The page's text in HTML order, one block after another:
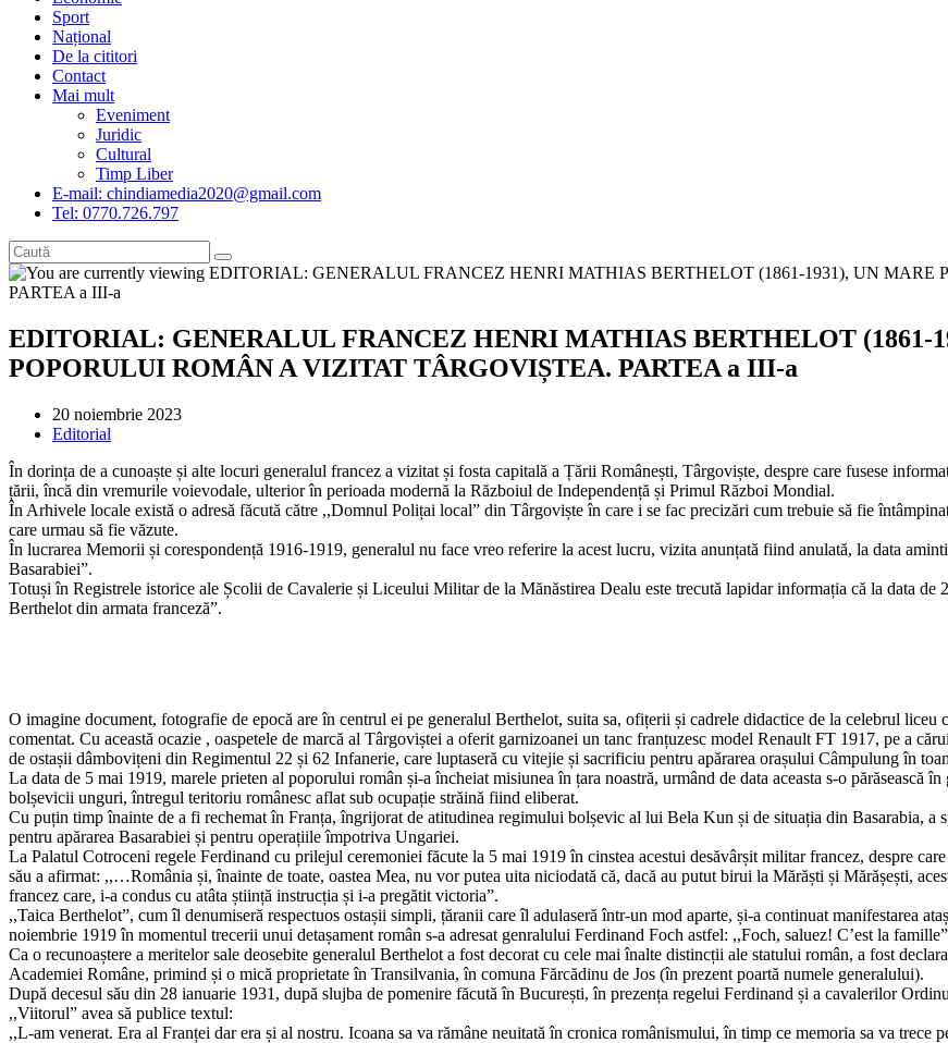
Sport
Național
De la cititori
Contact
Mai mult
Eveniment
Juridic
Cultural
Timp Liber
E-mail: chindiamedia2020@gmail.com
Tel: 0770.726.797
EDITORIAL: GENERALUL FRANCEZ HENRI MATHIAS BERTHELOT (1861-
POPORULUI ROMÂN A VIZITAT TÂRGOVIȘTEA. PARTEA a III-a
Post
published:
20 noiembrie 2023
Post
Editorial
În dorința de a cunoaște și alte locuri generalul francez a vizitat și fosta capitală a Țării Românești, Târgoviște, despre care fusese
țării, încă din vremurile voievodale, ulterior în perioada modernă la Războiul de Independență și Primul Război Mondial.
În Arhivele locale există o adresă făcută către ,,Domnul Polițai local” din Târgoviște în care i se fac precizări cum trebuie să fie
care urmau să fie văzute.
În lucrarea Memorii și corespondență 1916-1919, generalul nu face vreo referire la acest lucru, vizita anunțată fiind anulată, la data
Basarabiei”.
Totuși în Registrele istorice ale Școlii de Cavalerie și Liceului Militar de la Mănăstirea Dealu este trecută lapidar informația că la data
Berthelot din armata franceză”.
O imagine document, fotografie de epocă are în centrul ei pe generalul Berthelot, suita sa, ofițerii și cadrele didactice de la celebrul
comentat. Cu această ocazie , oaspetele de marcă al Târgoviștei a oferit garnizoanei un tanc franțuzesc model Renault FT 1917, pe a
de ostașii dâmbovițeni din Regimentul 22 și 62 Infanerie, care luptaseră cu vitejie și sacrificiu pentru apărarea orașului Câmpulung în
La data de 5 mai 1919, marele prieten al poporului român și-a încheiat misiunea în țara noastră, urmând de data aceasta s-o părăsească
bolșevicii unguri, întregul teritoriu românesc aflat sub ocupație străină fiind eliberat.
Cu puțin timp înainte de a fi rechemat în Franța, îngrijorat de atitudinea regimului bolșevic al lui Bela Kun și de situația din Basarabia,
pentru apărarea Basarabiei și pentru operațiile împotriva Ungariei.
La Palatul Cotroceni regele Ferdinand cu prilejul ceremoniei făcute la 5 mai 1919 în cinstea acestui desăvârșit militar francez, despre
său a afirmat: ,,…România și, înainte de toate, oastea Mea, nu vor putea uita niciodată că, dacă au putut birui la Mărăști și Mărășești,
francez care, i-a condus cu atâta știință instrucția și i-a pregătit victoria”.
,,Taica Berthelot”, cum îl denumiseră respectuos ostașii simpli, țăranii care îl adulaseră într-un mod aparte, și-a continuat manifestarea
noiembrie 1919 în momentul trecerii unui detașament român s-a adresat genralului Ferdinand Foch astfel: ,,Foch, saluez! C’est la
Ca o recunoaștere a meritelor sale deosebite generalul Berthelot a fost decorat cu cele mai înalte distincții ale statului român, a fost
Academiei Române, primind și o mică proprietate în Transilvania, în comuna Fărcădinu de Jos (în prezent poartă numele generalului).
După decesul său din 28 ianuarie 1931, după slujba de pomenire făcută în București, în prezența regelui Ferdinand și a cavalerilor
,,Viitorul” avea să publice textul:
,,L-am venerat. Era al Franței dar era și al nostru. Icoana sa va rămâne neuitată în cronica românismului, în timp ce memoria sa va trece